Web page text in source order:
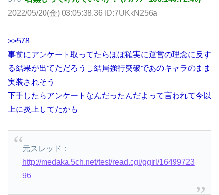
2022/05/20(金) 03:05:38.36 ID:7UKkN256a
>>578
事前にアンケート取ってたらほぼ確実に運営の理念に反す
る結果が出てただろうし結局強行突破であのキャラのまま
実装されそう
下手したらアンケートなんだったんだよって言われて今以
上に炎上してたかも
元スレッド：
http://medaka.5ch.net/test/read.cgi/ggirl/16499723
96